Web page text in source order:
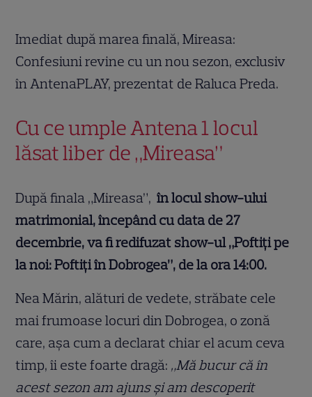
Imediat după marea finală, Mireasa:
Confesiuni revine cu un nou sezon, exclusiv
în AntenaPLAY, prezentat de Raluca Preda.
Cu ce umple Antena 1 locul
lăsat liber de „Mireasa”
După finala „Mireasa”, în locul show-ului
matrimonial, începând cu data de 27
decembrie, va fi redifuzat show-ul „Poftiți pe
la noi: Poftiți în Dobrogea”, de la ora 14:00.
Nea Mărin, alături de vedete, străbate cele
mai frumoase locuri din Dobrogea, o zonă
care, așa cum a declarat chiar el acum ceva
timp, îi este foarte dragă: „Mă bucur că în
acest sezon am ajuns și am descoperit